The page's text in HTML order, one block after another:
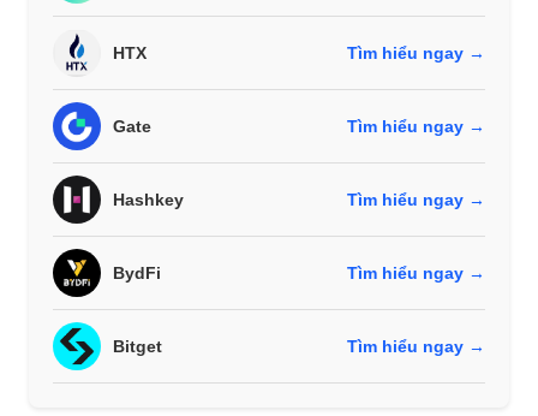
HTX Tìm hiểu ngay →
Gate Tìm hiểu ngay →
Hashkey Tìm hiểu ngay →
BydFi Tìm hiểu ngay →
Bitget Tìm hiểu ngay →